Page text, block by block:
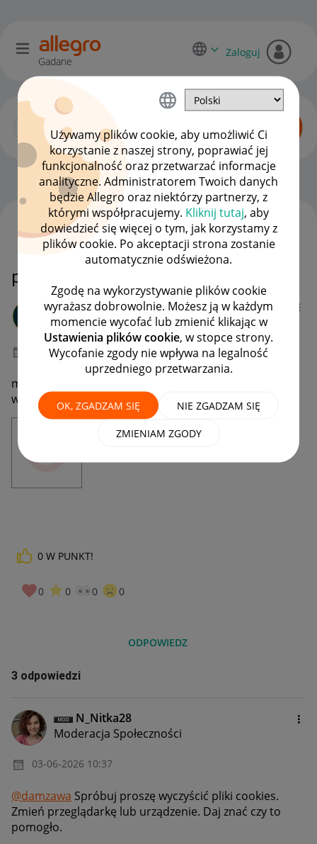
Używamy plików cookie, aby umożliwić Ci
korzystanie z naszej strony, poprawiać jej
funkcjonalność oraz przetwarzać informacje
analityczne. Administratorem Twoich danych
będzie Allegro oraz niektórzy partnerzy, z
którymi współpracujemy. Kliknij tutaj, aby
dowiedzieć się więcej o tym, jak korzystamy z
plików cookie. Po akceptacji strona zostanie
automatycznie odświeżona.
Zgodę na wykorzystywanie plików cookie
wyrażasz dobrowolnie. Możesz ją w każdym
momencie wycofać lub zmienić klikając w
Ustawienia plików cookie, w stopce strony.
Wycofanie zgody nie wpływa na legalność
uprzedniego przetwarzania.
OK, ZGADZAM SIĘ NIE ZGADZAM SIĘ
ZMIENIAM ZGODY
Gadane
Zaloguj
Sprzedający o Allegro Lokalnie OPCJE
problem z allegro lokalnym
damzawa
#7 Wielbiciel
‎03-06-2026 10:17
mam problem z otwarciem strony allegro lokalne
wyskakuje mi taka strona `
0 W PUNKT!
0 0 0 0
ODPOWIEDZ
WSZYSTKIE TEMATY
3 odpowiedzi
N_Nitka28
Moderacja Społeczności
‎03-06-2026 10:37
@damzawa Spróbuj proszę wyczyścić pliki cookies.
Zmień przeglądarkę lub urządzenie. Daj znać czy to
pomogło.